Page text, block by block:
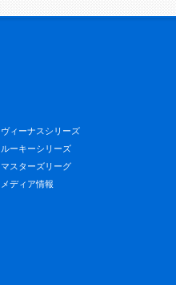
ヴィーナスシリーズ
ルーキーシリーズ
マスターズリーグ
メディア情報